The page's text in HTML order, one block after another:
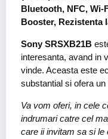
Bluetooth, NFC, Wi-
Booster, Rezistenta
Sony SRSXB21B
interesanta, avand in
vinde. Aceasta este
substantial si ofera
Va vom oferi, in cele
indrumari catre cel
care ii invitam sa si le